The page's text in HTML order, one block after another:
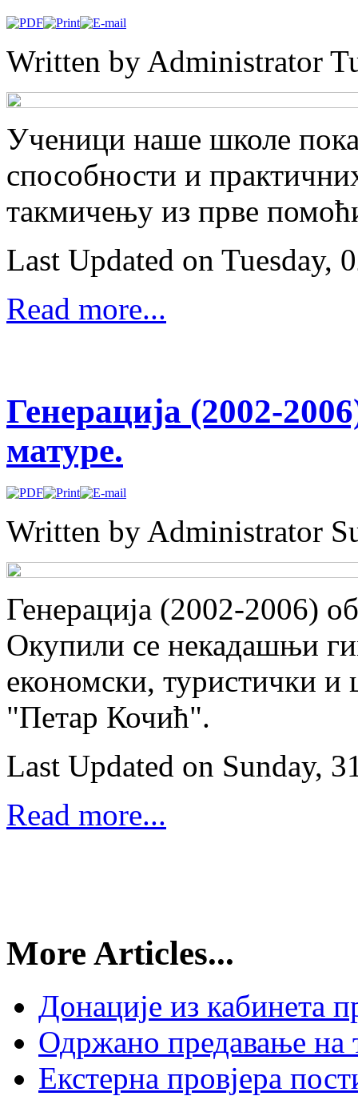
Written by Administrator
Ученици наше школе
способности и
такмичењу из прве
Last Updated on Tuesday,
Read more...
Генерација (2002-
матуре.
Written by Administrator
Генерација (2002-2006)
Окупили се некадашњи
економски, туристички
"Петар Кочић".
Last Updated on Sunday,
Read more...
More Articles...
Донације из кабинета
Одржано предавање
Екстерна провјера